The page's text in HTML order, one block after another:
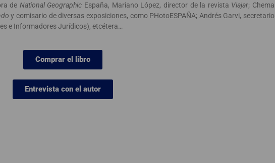
de National Geographic España, Mariano López, director de la revista Viajar; Chema
y comisario de diversas exposiciones, como PHotoESPAÑA; Andrés Garvi, secretario
e Informadores Jurídicos), etcétera…
Comprar el libro
Entrevista con el autor